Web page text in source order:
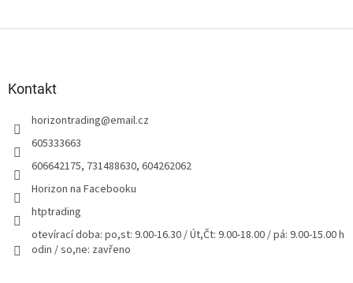
Kontakt
horizontrading@email.cz
605333663
606642175, 731488630, 604262062
Horizon na Facebooku
htptrading
otevírací doba: po,st: 9.00-16.30 / Út,Čt: 9.00-18.00 / pá: 9.00-15.00 h
odin / so,ne: zavřeno